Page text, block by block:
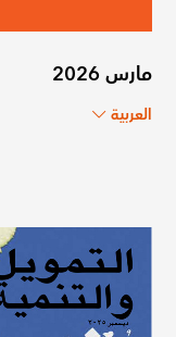
مارس 2026
العربية